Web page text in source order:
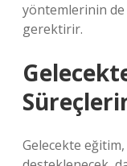
yöntemlerinin
gerektirir.
Gelecekte